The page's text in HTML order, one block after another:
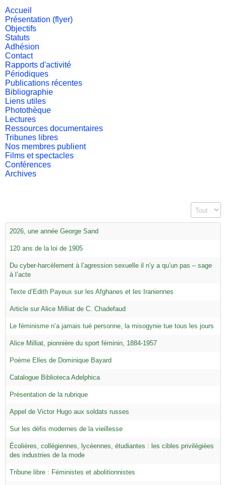
Accueil
Présentation (flyer)
Objectifs
Statuts
Adhésion
Contact
Rapports d'activité
Périodiques
Publications récentes
Bibliographie
Liens utiles
Photothèque
Lectures
Ressources documentaires
Tribunes libres
Nos membres publient
Films et spectacles
Conférences
Archives
Affichage #
2026, une année George Sand
120 ans de la loi de 1905
Du cyber-harcèlement à l’agression sexuelle il n’y a qu’un pas – sage
à l’acte
Texte d’Edith Payeux sur les Afghanes et les Iraniennes
Article sur Alice Milliat de C. Chadefaud
Le féminisme n’a jamais tué personne, la misogynie tue tous les jours
Alice Milliat, pionnière du sport féminin, 1884-1957
Poème Elles de Dominique Bayard
Catalogue Biblioteca Adelphica
Présentation de la rubrique
Appel de Victor Hugo aux soldats russes
Sur les défis modernes de la vieillesse
Écolières, collégiennes, lycéennes, étudiantes : les cibles privilégiées
des industries de la mode
Tribune libre : Féministes et abolitionnistes